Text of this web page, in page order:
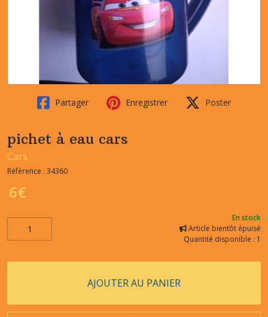
Partager Enregistrer Poster
pichet à eau cars
Cars
Référence : 34360
6€
En stock
Article bientôt épuisé
Quantité disponible : 1
AJOUTER AU PANIER